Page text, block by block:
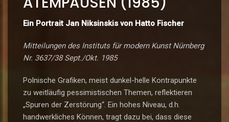
Ein Portrait Jan Niksinskis von Hatto Fischer
Mitteilungen des Instituts für modern Kunst Nürnberg
Nr. 3637/38 Sept./Okt. 1985
Polnische Grafiken, meist dunkel-helle Kontrapunkte
zu weitläufig pessimistischen Themen, reflektieren
„Spuren der Zerstörung“. Ein hohes Niveau, d.h.
handwerkliches Können, tragt dazu bei, dass diese